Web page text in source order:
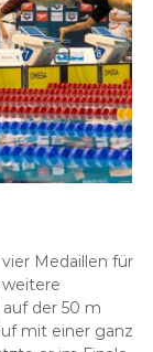
Medaillen für
weitere
der 50 m
mit einer ganz